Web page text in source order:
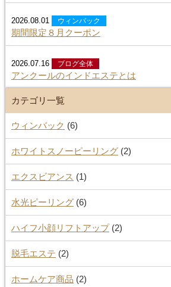
2026.08.01 ウィンバック
期間限定８月クーポン
2026.07.16 ブログ全体
アンクールのインドエステとは
カテゴリ一覧
ウィンバック (6)
ホワイトスノーピーリング(2)
エクスビアンス (1)
水光ピーリング(6)
ハイフ小顔リフトアップ(2)
脱毛エステ (2)
ホームケア商品 (2)